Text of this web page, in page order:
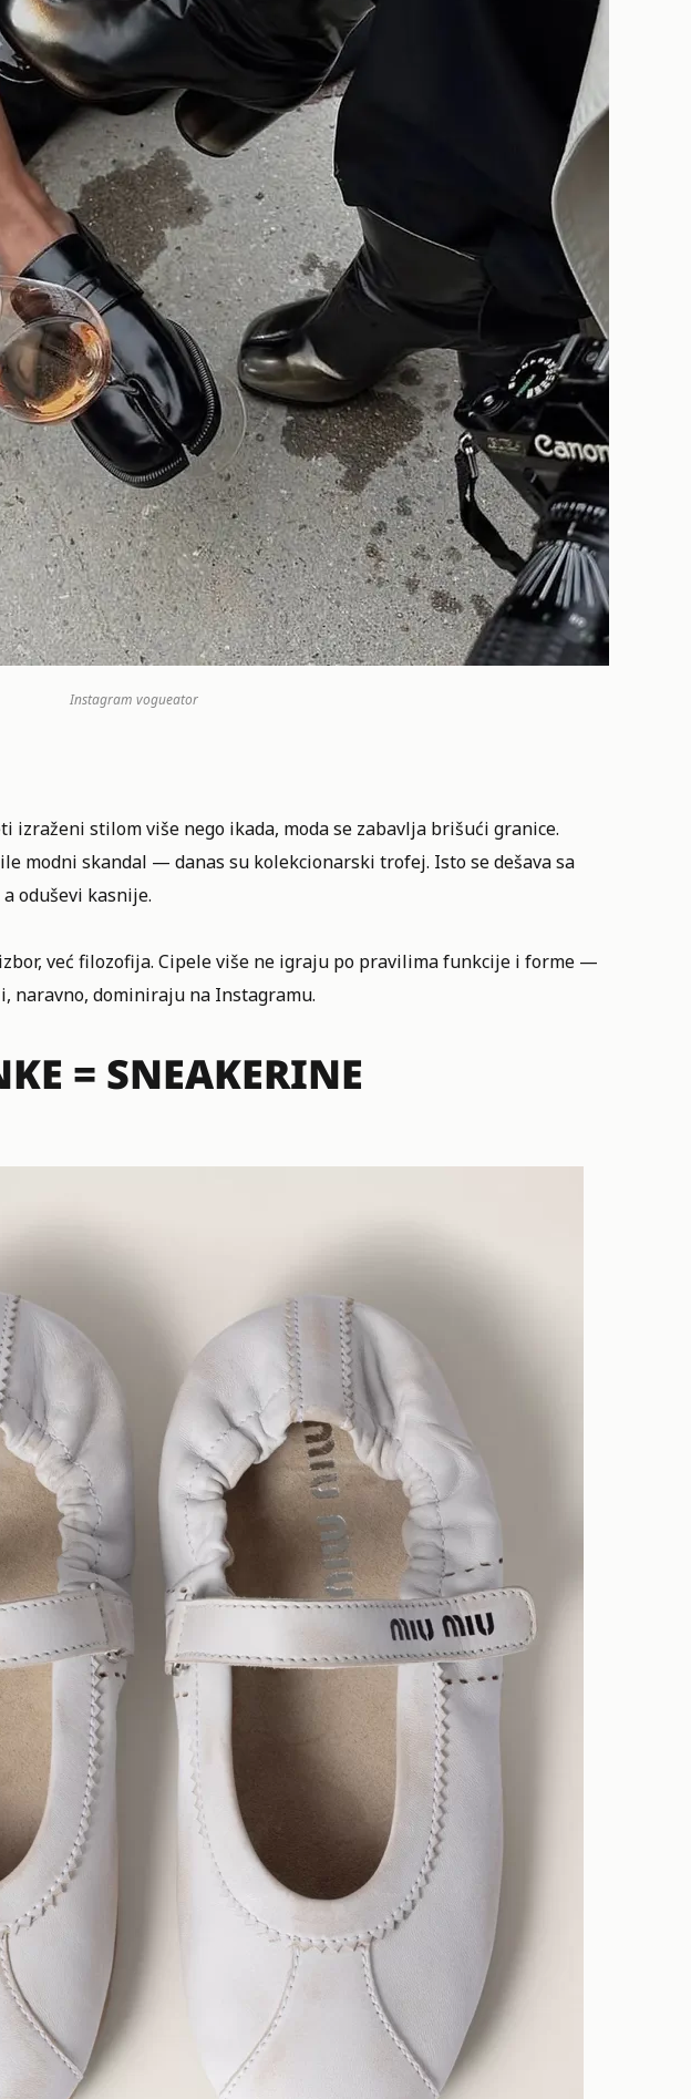
Instagram vogueator
izraženi stilom više nego ikada, moda se zabavlja brišući granice.
modni skandal — danas su kolekcionarski trofej. Isto se dešava sa
oduševi kasnije.
već filozofija. Cipele više ne igraju po pravilima funkcije i forme —
naravno, dominiraju na Instagramu.
= SNEAKERINE